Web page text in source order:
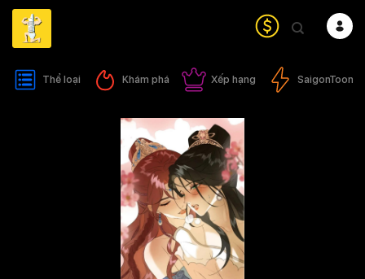
Bỏ
nội
dung
Thể loại Khám phá Xếp hạng SaigonToon